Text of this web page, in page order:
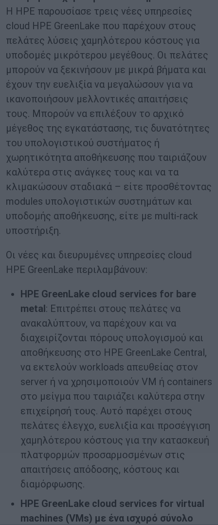
Η HPE παρουσίασε τρεις νέες υπηρεσίες
cloud HPE GreenLake που παρέχουν στους
πελάτες λύσεις χαμηλότερου κόστους για
υποδομές μικρότερου μεγέθους. Οι πελάτες
μπορούν να ξεκινήσουν με μικρά βήματα και
έχουν την ευελιξία να μεγαλώσουν για να
ικανοποιήσουν μελλοντικές απαιτήσεις
τους. Μπορούν να επιλέξουν το αρχικό
μέγεθος της εγκατάστασης, τις δυνατότητες
του υπολογιστικού συστήματος ή
χωρητικότητα αποθήκευσης που ταιριάζουν
καλύτερα στις ανάγκες τους και να τα
κλιμακώσουν σταδιακά – είτε προσθέτοντας
modules υπολογιστικών συστημάτων και
υποδομής αποθήκευσης, είτε με multi-rack
υποστήριξη.
Οι νέες και διευρυμένες υπηρεσίες cloud
HPE GreenLake περιλαμβάνουν:
HPE GreenLake cloud services for bare
metal : Επιτρέπει στους πελάτες να
ανακαλύπτουν, να παρέχουν και να
διαχειρίζονται πόρους υπολογισμού και
αποθήκευσης στο HPE GreenLake Central,
να εκτελούν workloads απευθείας στον
server ή να χρησιμοποιούν VM ή containers
στο μείγμα που ταιριάζει καλύτερα στην
επιχείρησή τους. Αυτό παρέχει στους
πελάτες έλεγχο, ευελιξία και προσέγγιση
χαμηλότερου κόστους για την κατασκευή
πλατφορμών προσαρμοσμένων στις
απαιτήσεις απόδοσης, κόστους και
διαμόρφωσης.
HPE GreenLake cloud services for virtual
machines (VMs) με ένα ισχυρό σύνολο